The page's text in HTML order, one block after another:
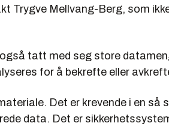
Trygve Mellvang-Berg, som
tatt med seg store
for å bekrefte eller
Det er krevende i en så
data. Det er